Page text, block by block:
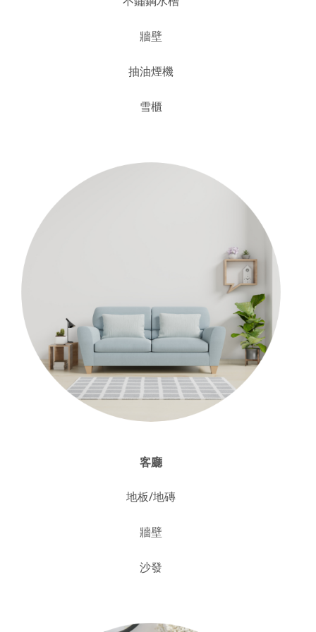
牆壁
抽油煙機
雪櫃
客廳
地板/地磚
牆壁
沙發